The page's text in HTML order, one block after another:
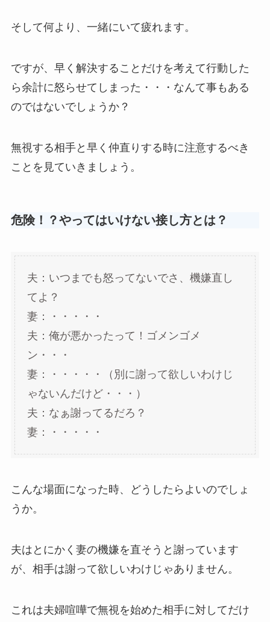
そして何より、一緒にいて疲れます。
ですが、早く解決することだけを考えて行動した
ら余計に怒らせてしまった・・・なんて事もある
のではないでしょうか？
無視する相手と早く仲直りする時に注意するべき
ことを見ていきましょう。
危険！？やってはいけない接し方とは？
夫：いつまでも怒ってないでさ、機嫌直し
てよ？
妻：・・・・・
夫：俺が悪かったって！ゴメンゴメ
ン・・・
妻：・・・・・（別に謝って欲しいわけじ
ゃないんだけど・・・）
夫：なぁ謝ってるだろ？
妻：・・・・・
こんな場面になった時、どうしたらよいのでしょ
うか。
夫はとにかく妻の機嫌を直そうと謝っています
が、相手は謝って欲しいわけじゃありません。
これは夫婦喧嘩で無視を始めた相手に対してだけ